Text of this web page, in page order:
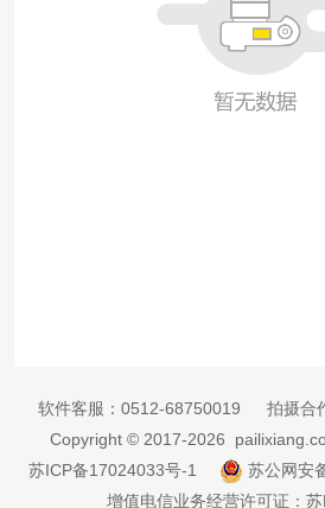
软件客服： 0512-68750019 拍摄合
Copyright © 2017-2026
苏ICP备17024033号-1
苏公网安
增值电信业务经营许可证：